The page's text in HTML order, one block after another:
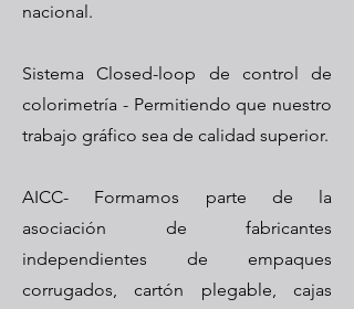
nacional.
Sistema Closed-loop de control de
colorimetría - Permitiendo que nuestro
trabajo gráfico sea de calidad superior.
AICC- Formamos parte de la
asociación de fabricantes
independientes de empaques
corrugados, cartón plegable, cajas